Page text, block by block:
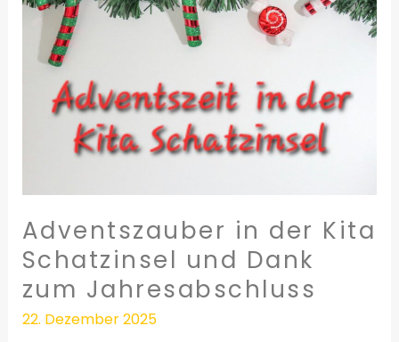
Adventszauber in der Kita
Schatzinsel und Dank
zum Jahresabschluss
22. Dezember 2025
Schatzinsel
Dank
Jahresabschluss